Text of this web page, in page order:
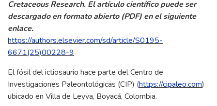
Cretaceous Research. El artículo científico puede ser
descargado en formato abierto (PDF) en el siguiente
enlace.
https://authors.elsevier.com/sd/article/S0195-
6671(25)00228-9
El fósil del ictiosaurio hace parte del Centro de
Investigaciones Paleontológicas (CIP) (https://cipaleo.com)
ubicado en Villa de Leyva, Boyacá, Colombia.